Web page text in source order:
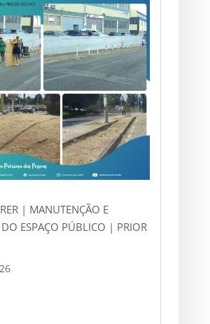
| MANUTENÇÃO E
ESPAÇO PÚBLICO | PRIOR